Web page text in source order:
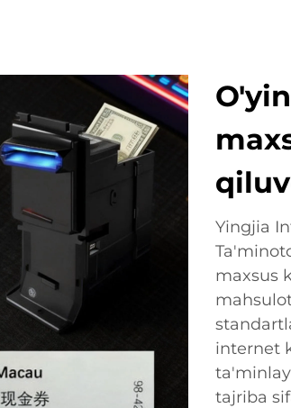
Yingjia
maxsus
internet
tajriba